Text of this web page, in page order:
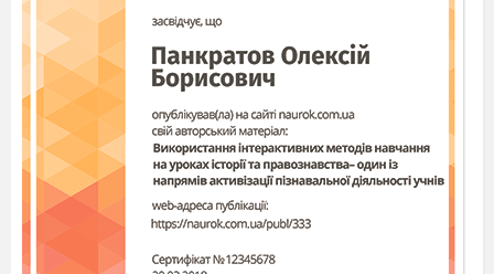
насолоджуватись природою та
цінувати навколишній світ;-
виховувати толерантне ставлення до
культури інших народів світу.
Обладнання
: комп’ютер, проектор,
паперові журавлики.
Облітав журавель сто морів,
сто земель.